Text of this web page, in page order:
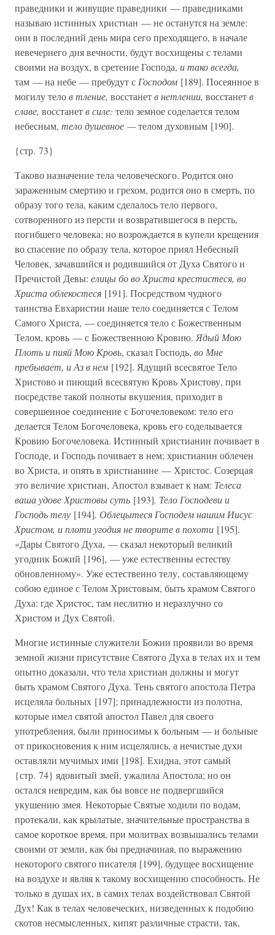
праведники и живущие праведники — праведниками
называю истинных христиан — не останутся на земле:
они в последний день мира сего преходящего, в начале
невечернего дня вечности, будут восхищены с телами
своими на воздух, в сретение Господа, и тако всегда,
там — на небе — пребудут с Господом [189]. Посеянное в
могилу телов тление, восстанетв нетлении, восстанетв
славе, восстанетв силе: тело земное соделается телом
небесным, тело душевное —телом духовным [190].
{стр. 73}
Таково назначение тела человеческого. Родится оно
зараженным смертию и грехом, родится оно в смерть, по
образу того тела, каким сделалось тело первого,
сотворенного из персти и возвратившегося в персть,
погибшего человека; но возрождается в купели крещения
во спасение по образу тела, которое приял Небесный
Человек, зачавшийся и родившийся от Духа Святого и
Пречистой Девы: елицы бо во Христа крестистеся, во
Христа облекостеся [191]. Посредством чудного
таинства Евхаристии наше тело соединяется с Телом
Самого Христа, — соединяется тело с Божественным
Телом, кровь — с Божественною Кровию. Ядый Мою
Плоть и пияй Мою Кровь, сказал Господь, во Мне
пребывает, и Аз в нем [192]. Ядущий всесвятое Тело
Христово и пиющий всесвятую Кровь Христову, при
посредстве такой полноты вкушения, приходит в
совершенное соединение с Богочеловеком: тело его
делается Телом Богочеловека, кровь его соделывается
Кровию Богочеловека. Истинный христианин почивает в
Господе, и Господь почивает в нем; христианин облечен
во Христа, и опять в христианине — Христос. Созерцая
это величие христиан, Апостол взывает к нам: Телеса
ваша удове Христовы суть [193]. Тело Господеви и
Господь телу [194]. Облецытеся Господем нашим Иисус
Христом, и плоти угодия не творите в похоти [195].
«Дары Святого Духа, — сказал некоторый великий
угодник Божий [196], — уже естественны естеству
обновленному». Уже естественно телу, составляющему
собою единое с Телом Христовым, быть храмом Святого
Духа: где Христос, там неслитно и неразлучно со
Христом и Дух Святой.
Многие истинные служители Божии проявили во время
земной жизни присутствие Святого Духа в телах их и тем
опытно доказали, что тела христиан должны и могут
быть храмом Святого Духа. Тень святого апостола Петра
исцеляла больных [197]; принадлежности из полотна,
которые имел святой апостол Павел для своего
употребления, были приносимы к больным — и больные
от прикосновения к ним исцелялись, а нечистые духи
оставляли мучимых ими [198]. Ехидна, этот самый
{стр. 74} ядовитый змей, ужалила Апостола; но он
остался невредим, как бы вовсе не подвергшийся
укушению змея. Некоторые Святые ходили по водам,
протекали, как крылатые, значительные пространства в
самое короткое время, при молитвах возвышались телами
своими от земли, как бы предначиная, по выражению
некоторого святого писателя [199], будущее восхищение
на воздухе и являя к такому восхищению способность. Не
только в душах их, в самих телах воздействовал Святой
Дух! Как в телах человеческих, низведенных к подобию
скотов несмысленных, кипят различные страсти, так,